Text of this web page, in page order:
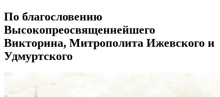
По благословению
Высокопреосвященнейшего
Викторина, Митрополита Ижевского и
Удмуртского